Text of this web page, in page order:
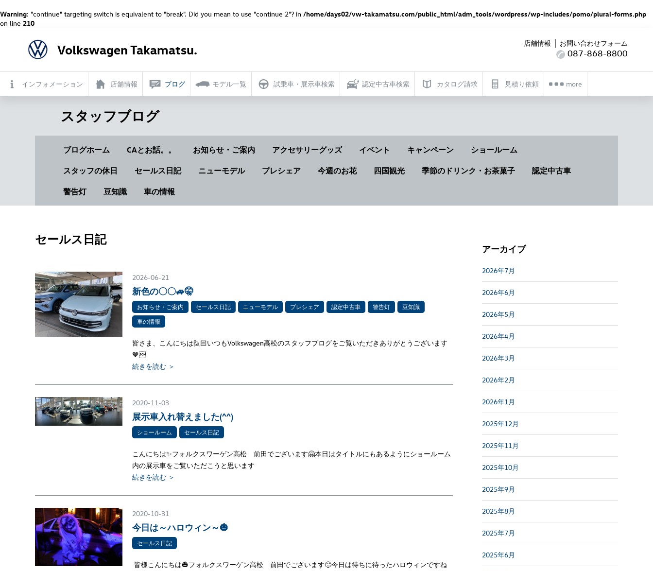
Warning: "continue" targeting switch is equivalent to "break". Did you mean to use "continue 2"? in /home/days02/vw-takamatsu.com/public_html/adm_tools/wordpress/wp-includes/pomo/plural-forms.php
on line 210
Volkswagen Takamatsu.
インフォメーション 店舗情報 ブログ モデル一覧 試乗車・展示車検索 認定中古車検索 カタログ請求 見積り依頼 more
店舗情報 ｜ お問い合わせフォーム
087-868-8800
スタッフブログ
ブログホーム CAとお話。。 お知らせ・ご案内 アクセサリーグッズ イベント キャンペーン ショールーム
スタッフの休日 セールス日記 ニューモデル プレシェア 今週のお花 四国観光 季節のドリンク・お茶菓子 認定中古車
警告灯 豆知識 車の情報
セールス日記
2026-06-21
新色の〇〇🚙🤫
お知らせ・ご案内 セールス日記 ニューモデル プレシェア 認定中古車 警告灯
豆知識
車の情報
皆さま、こんにちは🙋🏻いつもVolkswagen高松のスタッフブログをご覧いただきありがとうございます
🧡
続きを読む ＞
2020-11-03
展示車入れ替えました(^^)
ショールーム セールス日記
こんにちは✨フォルクスワーゲン高松 前田でございます🤗本日はタイトルにもあるようにショールーム
内の展示車をご覧いただこうと思います
続きを読む ＞
2020-10-31
今日は～ハロウィン～🎃
セールス日記
皆様こんにちは🎃フォルクスワーゲン高松 前田でございます🙂今日は待ちに待ったハロウィンですね
アーカイブ
2026年7月
2026年6月
2026年5月
2026年4月
2026年3月
2026年2月
2026年1月
2025年12月
2025年11月
2025年10月
2025年9月
2025年8月
2025年7月
2025年6月